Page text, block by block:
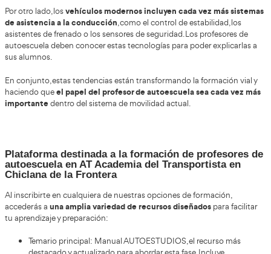
profesores de autoescuela.
Uno de los cambios más relevantes es laaparición de
profesionales
dentro del sistema de Formación Profesional,
formativos más estructurados.
Además, algunos programas formativos incluyen
También se están incorporandonuevos contenidos
tecnologías del automóvil
sostenible, adaptándose a los cambios del sector del
La demanda de profesores sigue siendo alta en España, ya
autoescuelas necesitan incorporar nuevos instructores
demanda de alumnos que desean obtener su permiso de